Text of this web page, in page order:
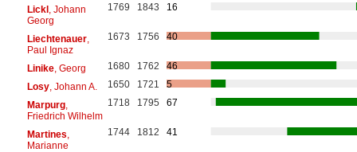
Lickl, Johann
Georg
1769 1843 16
Liechtenauer,
Paul Ignaz
1673 1756 40
Linike, Georg 1680 1762
46
Losy, Johann A. 1650 1721
5
Marpurg,
Friedrich Wilhelm
1718 1795 67
Martines
Marianne
1744 1812 41